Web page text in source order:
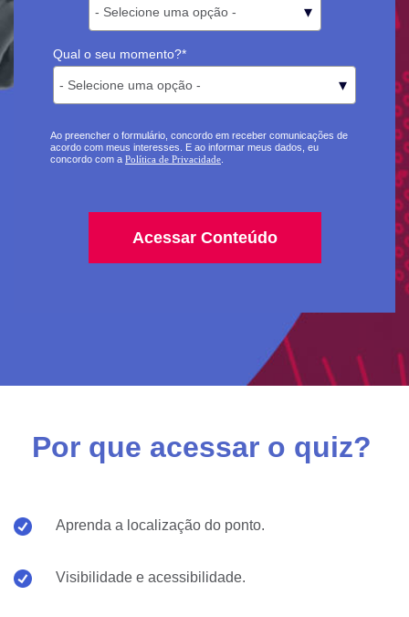
Qual o seu momento?*
Ao preencher o formulário, concordo em receber comunicações de
acordo com meus interesses. E ao informar meus dados, eu
concordo com a Política de Privacidade
Por que acessar o quiz?
Aprenda a localização do ponto.
Visibilidade e acessibilidade.